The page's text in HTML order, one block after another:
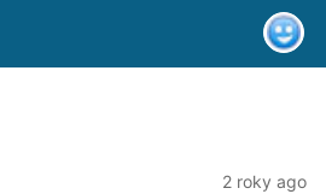
2 roky ago